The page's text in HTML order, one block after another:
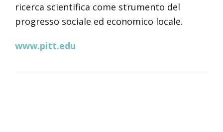
ricerca scientifica come strumento del
progresso sociale ed economico locale.
www.pitt.edu